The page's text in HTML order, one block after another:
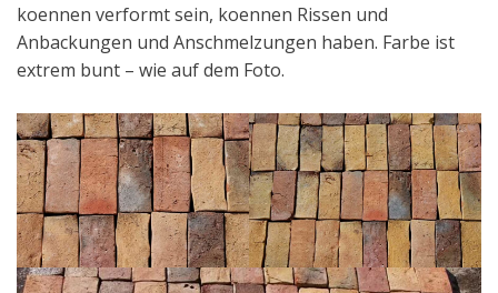
koennen verformt sein, koennen Rissen und
Anbackungen und Anschmelzungen haben. Farbe ist
extrem bunt – wie auf dem Foto.